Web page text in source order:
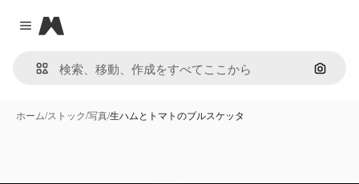
Close menu
Magnific
画像で
ホーム/ストック/写真/生ハムとトマトのブルスケッタ